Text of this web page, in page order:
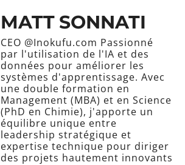
MATT SONNATI
CEO @Inokufu.com Passionné
par l'utilisation de l'IA et des
données pour améliorer les
systèmes d'apprentissage. Avec
une double formation en
Management (MBA) et en Science
(PhD en Chimie), j'apporte un
équilibre unique entre
leadership stratégique et
expertise technique pour diriger
des projets hautement innovants